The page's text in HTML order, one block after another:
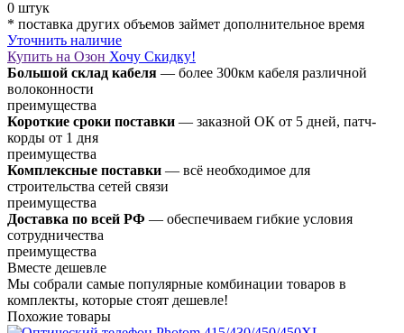
0 штук
* поставка других объемов займет дополнительное время
Уточнить наличие
Купить на Озон Хочу Скидку!
Большой склад кабеля — более 300км кабеля различной
волоконности
преимущества
Короткие сроки поставки — заказной ОК от 5 дней, патч-
корды от 1 дня
преимущества
Комплексные поставки — всё необходимое для
строительства сетей связи
преимущества
Доставка по всей РФ — обеспечиваем гибкие условия
сотрудничества
преимущества
Вместе дешевле
Мы собрали самые популярные комбинации товаров в
комплекты, которые стоят дешевле!
Похожие товары